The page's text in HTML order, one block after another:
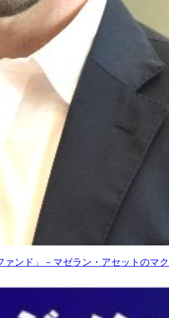
ンド」－マゼラン・アセットのマ